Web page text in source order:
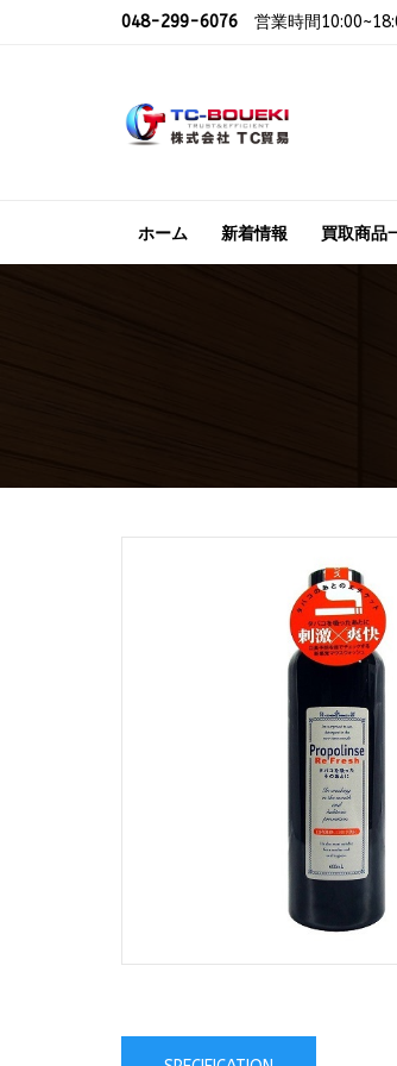
048-299-6076 営業時間
ホーム 新着情報 買取商品